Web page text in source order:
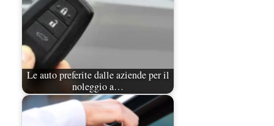
Le auto preferite dalle aziende per il
noleggio a…